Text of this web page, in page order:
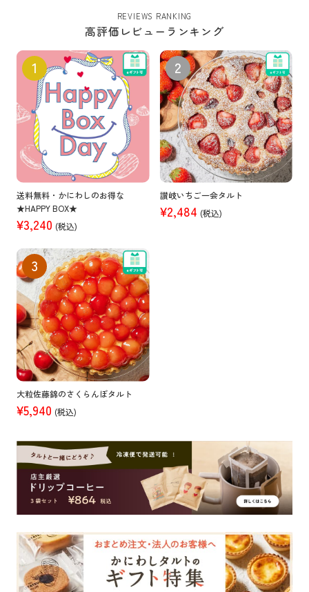
REVIEWS RANKING
高評価レビューランキング
送料無料・かにわしのお得な
★HAPPY BOX★
¥3,240 (税込)
讃岐いちご一会タルト
¥2,484 (税込)
大粒佐藤錦のさくらんぼタルト
¥5,940 (税込)